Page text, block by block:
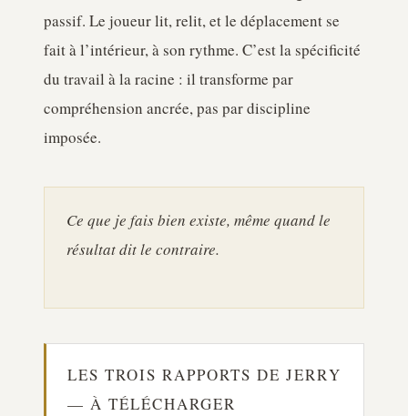
passif. Le joueur lit, relit, et le déplacement se
fait à l’intérieur, à son rythme. C’est la spécificité
du travail à la racine : il transforme par
compréhension ancrée, pas par discipline
imposée.
Ce que je fais bien existe, même quand le
résultat dit le contraire.
LES TROIS RAPPORTS DE JERRY
— À TÉLÉCHARGER